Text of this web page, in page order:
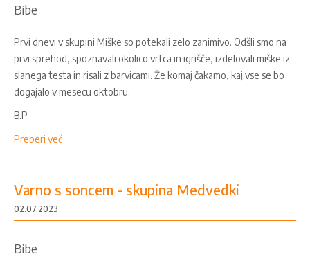
Bibe
Prvi dnevi v skupini Miške so potekali zelo zanimivo. Odšli smo na
prvi sprehod, spoznavali okolico vrtca in igrišče, izdelovali miške iz
slanega testa in risali z barvicami. Že komaj čakamo, kaj vse se bo
dogajalo v mesecu oktobru.
B.P.
Preberi več
Varno s soncem - skupina Medvedki
02.07.2023
Bibe